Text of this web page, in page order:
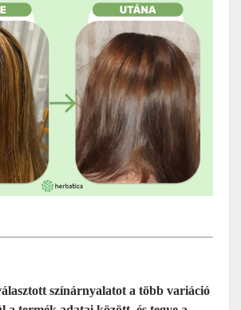
színárnyalatot a több variáció